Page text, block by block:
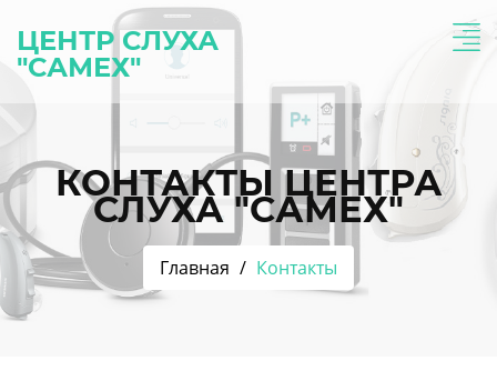
ЦЕНТР СЛУХА
"САМЕХ"
КОНТАКТЫ ЦЕНТРА
СЛУХА "САМЕХ"
Главная Контакты